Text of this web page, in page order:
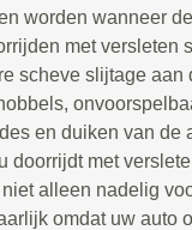
worden wanneer
met versleten
scheve slijtage aan
en duiken van de
doorrijdt met
alleen nadelig
omdat uw auto